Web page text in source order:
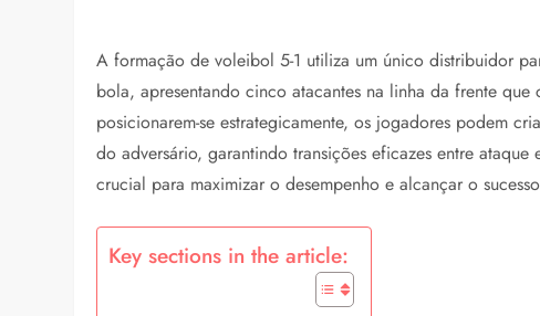
A formação de voleibol 5-1 utiliza um único distribuidor
bola, apresentando cinco atacantes na linha da frente
posicionarem-se estrategicamente, os jogadores podem
do adversário, garantindo transições eficazes entre
crucial para maximizar o desempenho e alcançar o
Key sections in the article: